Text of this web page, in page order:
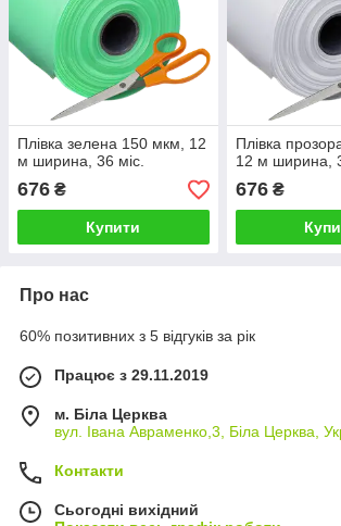
Плівка зелена 150 мкм, 12
м ширина, 36 міс.
676 ₴
Купити
Плівка
12 м ширина,
676₴
Про нас
60% позитивних з 5 відгуків за рік
Працює з 29.11.2019
м. Біла Церква
вул. Івана Авраменко,3, Біла Церква,
Контакти
Сьогодні вихідний